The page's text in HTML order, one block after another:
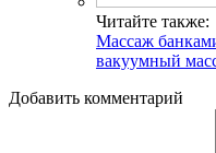
Читайте также:
Массаж
вакуумный
Добавить комментарий